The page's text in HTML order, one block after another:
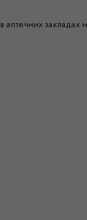
в аптечних закладах